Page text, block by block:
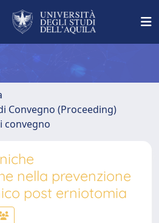
Convegno (Proceeding)
convegno
nella prevenzione
post erniotomia